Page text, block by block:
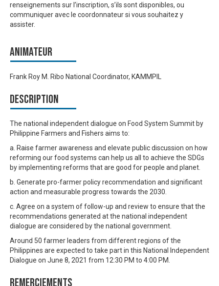
renseignements sur l’inscription, s’ils sont disponibles, ou
communiquer avec le coordonnateur si vous souhaitez y
assister.
Animateur
Frank Roy M. Ribo National Coordinator, KAMMPIL
Description
The national independent dialogue on Food System Summit by
Philippine Farmers and Fishers aims to:
a. Raise farmer awareness and elevate public discussion on how
reforming our food systems can help us all to achieve the SDGs
by implementing reforms that are good for people and planet.
b. Generate pro-farmer policy recommendation and significant
action and measurable progress towards the 2030.
c. Agree on a system of follow-up and review to ensure that the
recommendations generated at the national independent
dialogue are considered by the national government.
Around 50 farmer leaders from different regions of the
Philippines are expected to take part in this National Independent
Dialogue on June 8, 2021 from 12:30 PM to 4:00 PM.
Remerciements